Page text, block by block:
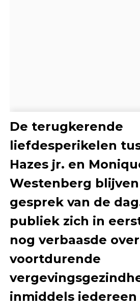
De terugkerende
liefdesperikelen
Hazes jr. en
Westenberg
gesprek van de
publiek zich in
nog verbaasde
voortdurende
inmiddels